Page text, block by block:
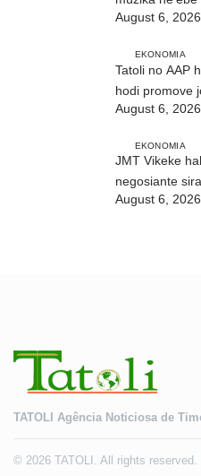
August 6, 2026
EKONOMIA
Tatoli no AAP
hodi promove
August 6, 2026
EKONOMIA
JMT Vikeke
negosiante
August 6, 2026
TATOLI Agência Noticiosa de
© 2026 TATOLI. All rights reserved.